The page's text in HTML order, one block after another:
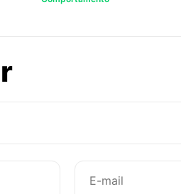
sobre
palavra